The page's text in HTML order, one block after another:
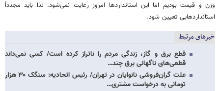
وزن و قیمت بودیم اما این استانداردها امروز رعایت نمی‌شود. لذا باید مجدداً
استانداردهایی تعیین شود.
خبرهای مرتبط
قطع برق و گاز، زندگی مردم را ناتراز کرده است/ کسی نمی‌داند
قطعی‌های ناگهانی برق چند…
علت گران‌فروشی نانوایان در تهران/ رئیس اتحادیه: سنگک ۳۰ هزار
تومانی به درخواست مشتری…